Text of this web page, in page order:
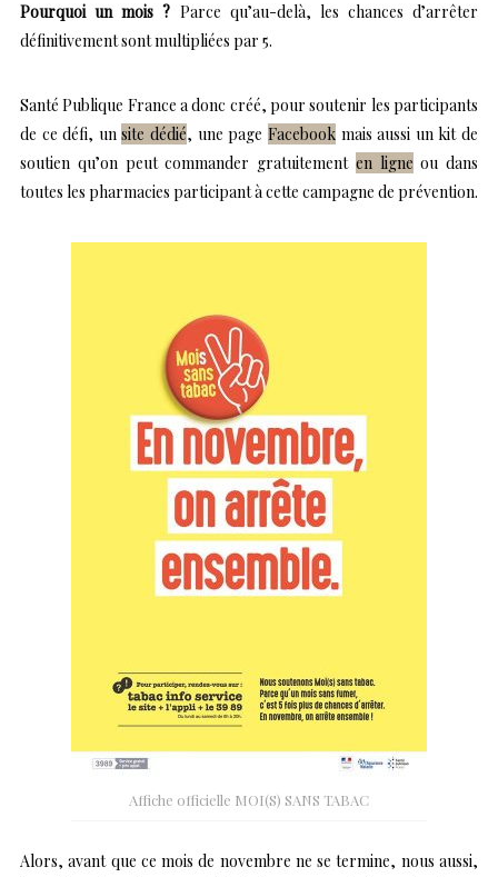
Pourquoi un mois ? Parce qu’au-delà, les chances d’arrêter
définitivement sont multipliées par 5.
Santé Publique France a donc créé, pour soutenir les participants
de ce défi, unsite dédié, une page Facebookmais aussi un kit de
soutien qu’on peut commander gratuitement en ligne ou dans
toutes les pharmacies participant à cette campagne de prévention.
Affiche officielle MOI(S) SANS TABAC
Alors, avant que ce mois de novembre ne se termine, nous aussi,